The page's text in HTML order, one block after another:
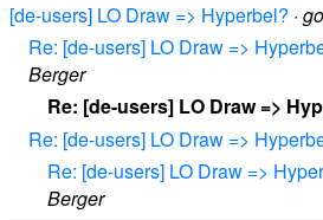
[de-users] LO Draw => Hyperbel? ·
Re: [de-users] LO Draw =>
Berger
Re: [de-users] LO Draw =>
Re: [de-users] LO Draw =>
Re: [de-users] LO Draw =>
Berger